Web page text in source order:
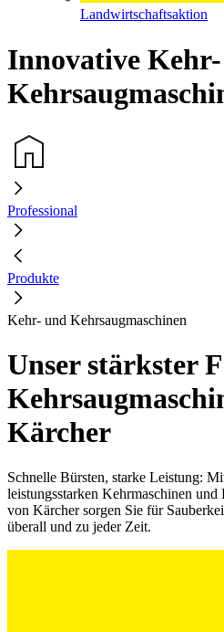
Landwirtschaftsaktion
Innovative
Professional
Produkte
Kehr- und Kehrsaugmaschinen
Unser stärkster
Kärcher
Schnelle Bürsten, starke Leistung:
leistungsstarken Kehrmaschinen und
von Kärcher sorgen Sie für
überall und zu jeder Zeit.